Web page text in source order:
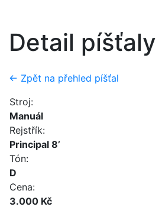
Detail píšťaly
← Zpět na přehled píšťal
Stroj:
Manuál
Rejstřík:
Principal 8’
Tón:
D
Cena:
3.000 Kč